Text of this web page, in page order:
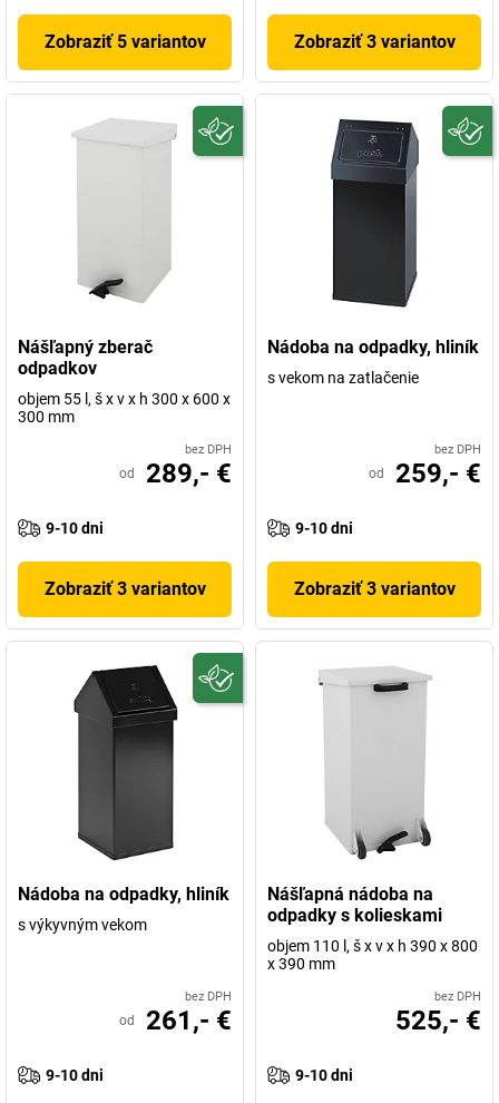
Zobraziť 5 variantov Zobraziť 3 variantov
Nášľapný zberač
odpadkov
objem 55 l, š x v x h 300 x 600 x
300 mm
bez DPH
od 289,- €
9-10 dni
Zobraziť 3 variantov
Nádoba na odpadky, hliník
s vekom na zatlačenie
bez DPH
od 259,- €
9-10 dni
Zobraziť 3 variantov
Nádoba na odpadky, hliník
s výkyvným vekom
bez DPH
od 261,- €
9-10 dni
Nášľapná nádoba na
odpadky s kolieskami
objem 110 l, š x v x h 390 x 800
x 390 mm
bez DPH
525,- €
9-10 dni